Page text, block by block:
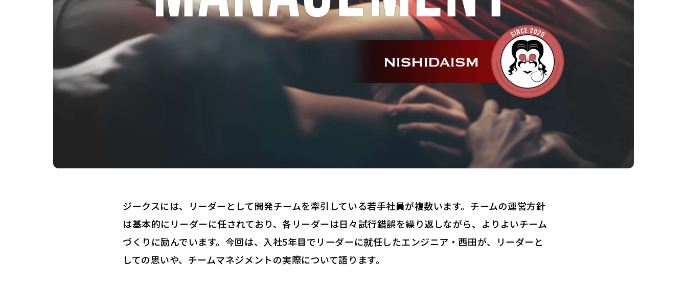
ジークスには、リーダーとして開発チームを牽引している若手社員が複数います。チームの運営方針
は基本的にリーダーに任されており、各リーダーは日々試行錯誤を繰り返しながら、よりよいチーム
づくりに励んでいます。今回は、入社5年目でリーダーに就任したエンジニア・西田が、リーダーと
しての思いや、チームマネジメントの実際について語ります。